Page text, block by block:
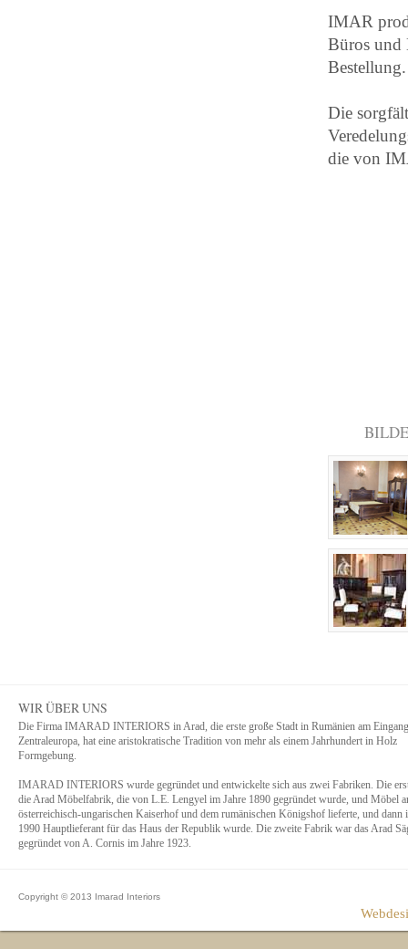
IMAR
Büros und
Bestellung.
Die
die von
WIR ÜBER UNS
Die Firma IMARAD INTERIORS in Arad, die erste große Stadt in Rumänien am
Zentraleuropa, hat eine aristokratische Tradition von mehr als einem Jahrhundert in Holz
Formgebung.
IMARAD INTERIORS wurde gegründet und entwickelte sich aus zwei Fabriken. Die
die Arad Möbelfabrik, die von L.E. Lengyel im Jahre 1890 gegründet wurde, und Möbel
österreichisch-ungarischen Kaiserhof und dem rumänischen Königshof lieferte, und dann
1990 Hauptlieferant für das Haus der Republik wurde. Die zweite Fabrik war das Arad
gegründet von A. Cornis im Jahre 1923.
Copyright © 2013 Imarad Interiors